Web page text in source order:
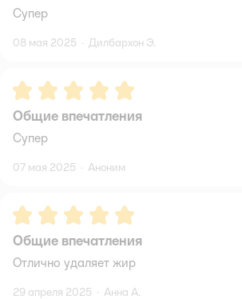
Супер
08 мая 2025 · Дилбархон Э.
Рейтинг:5
Общие впечатления
Супер
07 мая 2025 · Аноним
Рейтинг:5
Общие впечатления
Отлично удаляет жир
29 апреля 2025 · Анна А.